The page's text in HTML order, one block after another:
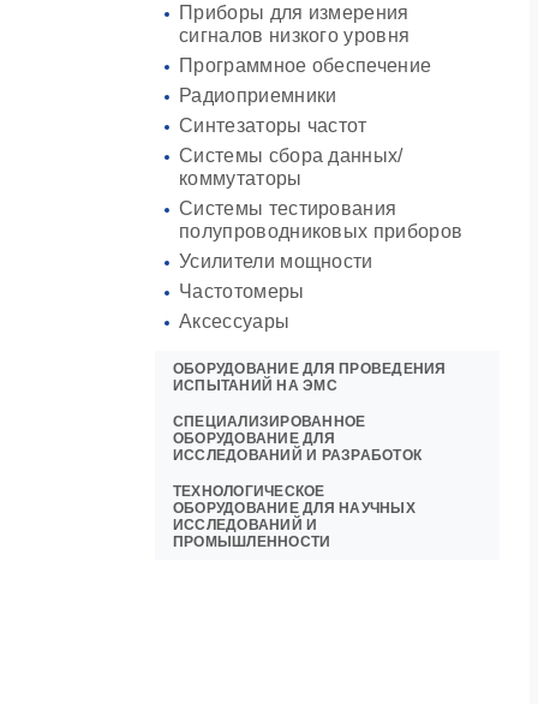
Приборы для измерения
сигналов низкого уровня
Программное обеспечение
Радиоприемники
Синтезаторы частот
Системы сбора данных/
коммутаторы
Системы тестирования
полупроводниковых приборов
Усилители мощности
Частотомеры
Аксессуары
ОБОРУДОВАНИЕ ДЛЯ ПРОВЕДЕНИЯ
ИСПЫТАНИЙ НА ЭМС
СПЕЦИАЛИЗИРОВАННОЕ
ОБОРУДОВАНИЕ ДЛЯ
ИССЛЕДОВАНИЙ И РАЗРАБОТОК
ТЕХНОЛОГИЧЕСКОЕ
ОБОРУДОВАНИЕ ДЛЯ НАУЧНЫХ
ИССЛЕДОВАНИЙ И
ПРОМЫШЛЕННОСТИ